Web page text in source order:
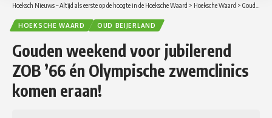
Hoeksch Nieuws – Altijd als eerste op de hoogte in de Hoeksche Waard > Hoeksche Waard > Gouden weekend voor jubilerend ZOB ’66 én Olympische zwemclinics komen eraan!
HOEKSCHE WAARD OUD BEIJERLAND
Gouden weekend voor jubilerend
ZOB ’66 én Olympische zwemclinics
komen eraan!